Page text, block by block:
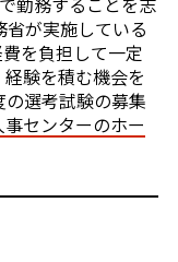
が実施している
を負担して一定
験を積む機会を
選考試験の募集
センターのホー